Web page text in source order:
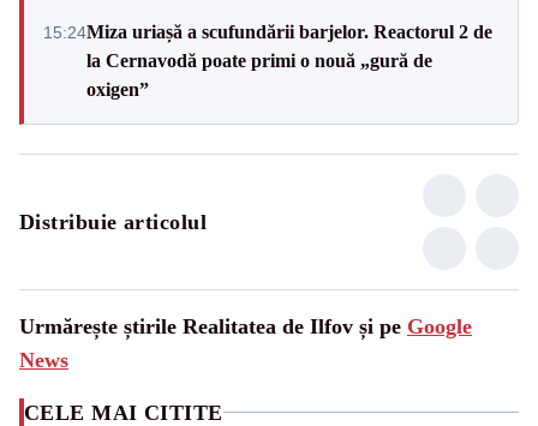
15:24Miza uriașă a scufundării barjelor. Reactorul 2 de
la Cernavodă poate primi o nouă „gură de
oxigen”
Distribuie articolul
Urmărește știrile Realitatea de Ilfov și pe Google
News
CELE MAI CITITE